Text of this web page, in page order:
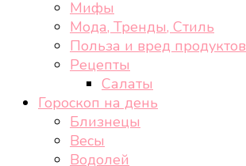
Мифы
Мода, Тренды, Стиль
Польза и вред продуктов
Рецепты
Салаты
Гороскоп на день
Близнецы
Весы
Водолей